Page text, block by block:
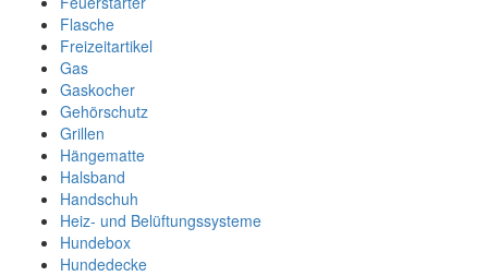
Flasche
Freizeitartikel
Gas
Gaskocher
Gehörschutz
Grillen
Hängematte
Halsband
Handschuh
Heiz- und Belüftungssysteme
Hundebox
Hundedecke